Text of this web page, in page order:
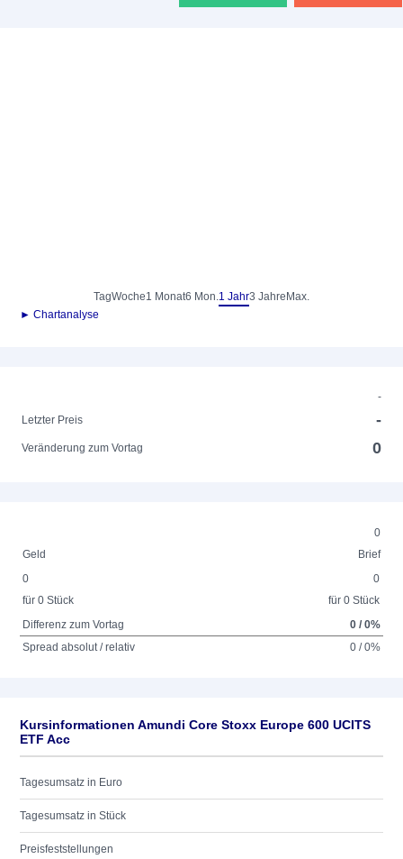
TagWoche1 Monat6 Mon.1 Jahr3 Jahre Max.
► Chartanalyse
-
Letzter Preis
-
Veränderung zum Vortag 0
0
Geld
Brief
0
für 0 Stück
0
für 0 Stück
Differenz zum Vortag
0 / 0%
Spread absolut / relativ
0 / 0%
Kursinformationen Amundi Core Stoxx Europe 600 UCITS
ETF Acc
Tagesumsatz in Euro
Tagesumsatz in Stück
Preisfeststellungen